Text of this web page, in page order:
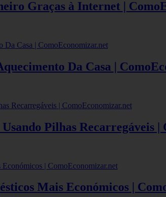
Graças à Internet |
Da Casa |
Pilhas Recarregáveis |
Mais Económicos |